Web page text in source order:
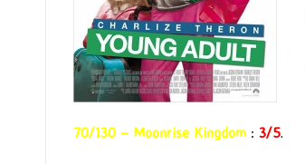
70/130 – Moonrise Kingdom : 3/5.